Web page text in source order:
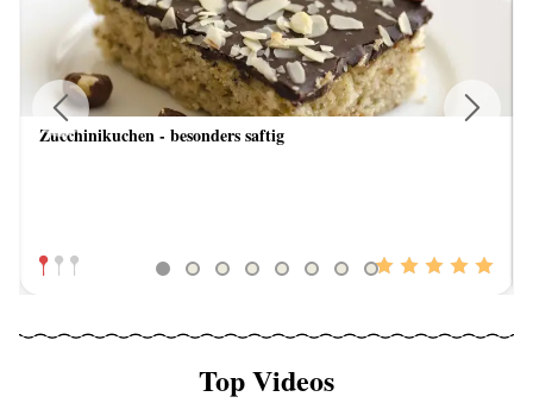
Zucchinikuchen - besonders saftig
Previous
Top Videos